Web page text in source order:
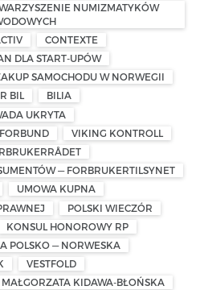
NUMIZMATYKÓW
CONTEXTE
DLA START-UPÓW
SAMOCHODU W NORWEGII
BIL
BILIA
UKRYTA
VIKING KONTROLL
— FORBRUKERTILSYNET
UMOWA KUPNA
POLSKI WIECZÓR
KONSUL HONOROWY RP
POLSKO — NORWESKA
VESTFOLD
MAŁGORZATA KIDAWA-BŁOŃSKA